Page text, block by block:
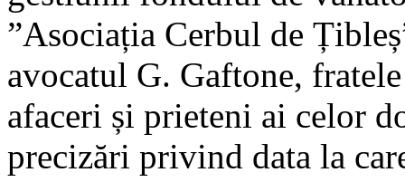
”Asociația Cerbul de
avocatul G. Gaftone,
afaceri și prieteni ai celor
precizări privind data la